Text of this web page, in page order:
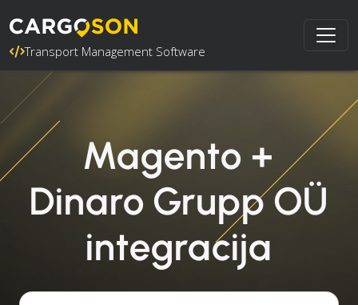
Transport Management Software
Magento +
Dinaro Grupp OÜ
integracija